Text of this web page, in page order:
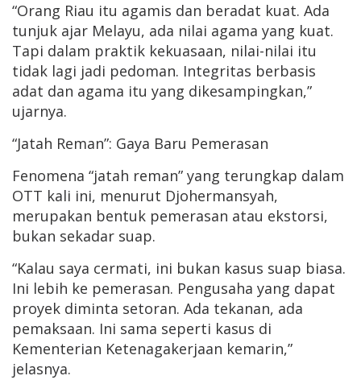
“Orang Riau itu agamis dan beradat kuat. Ada
tunjuk ajar Melayu, ada nilai agama yang kuat.
Tapi dalam praktik kekuasaan, nilai-nilai itu
tidak lagi jadi pedoman. Integritas berbasis
adat dan agama itu yang dikesampingkan,”
ujarnya.
“Jatah Reman”: Gaya Baru Pemerasan
Fenomena “jatah reman” yang terungkap dalam
OTT kali ini, menurut Djohermansyah,
merupakan bentuk pemerasan atau ekstorsi,
bukan sekadar suap.
“Kalau saya cermati, ini bukan kasus suap biasa.
Ini lebih ke pemerasan. Pengusaha yang dapat
proyek diminta setoran. Ada tekanan, ada
pemaksaan. Ini sama seperti kasus di
Kementerian Ketenagakerjaan kemarin,”
jelasnya.